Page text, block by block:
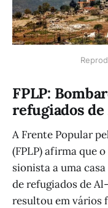
FPLP:
refugiados
A Frente Popular
(FPLP) afirma que
sionista a uma
de refugiados de
resultou em vários